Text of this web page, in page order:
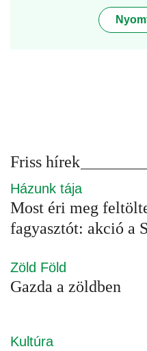
Friss hírek
Házunk tája
Most éri meg
fagyasztót: akció a
Zöld Föld
Gazda a zöldben
Kultúra